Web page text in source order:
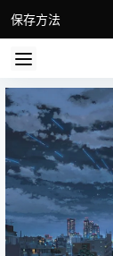
保存方法